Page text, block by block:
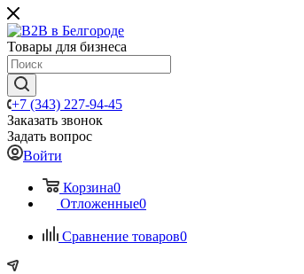
Товары для бизнеса
+7 (343) 227-94-45
Заказать звонок
Задать вопрос
Войти
Корзина0
Отложенные0
Сравнение товаров0